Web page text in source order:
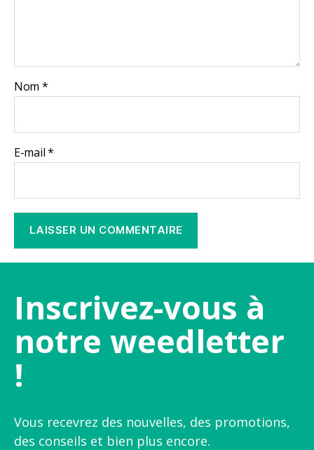
Nom *
E-mail*
Inscrivez-vous à
notre weedletter
!
Vous recevrez des nouvelles, des promotions,
des conseils et bien plus encore.